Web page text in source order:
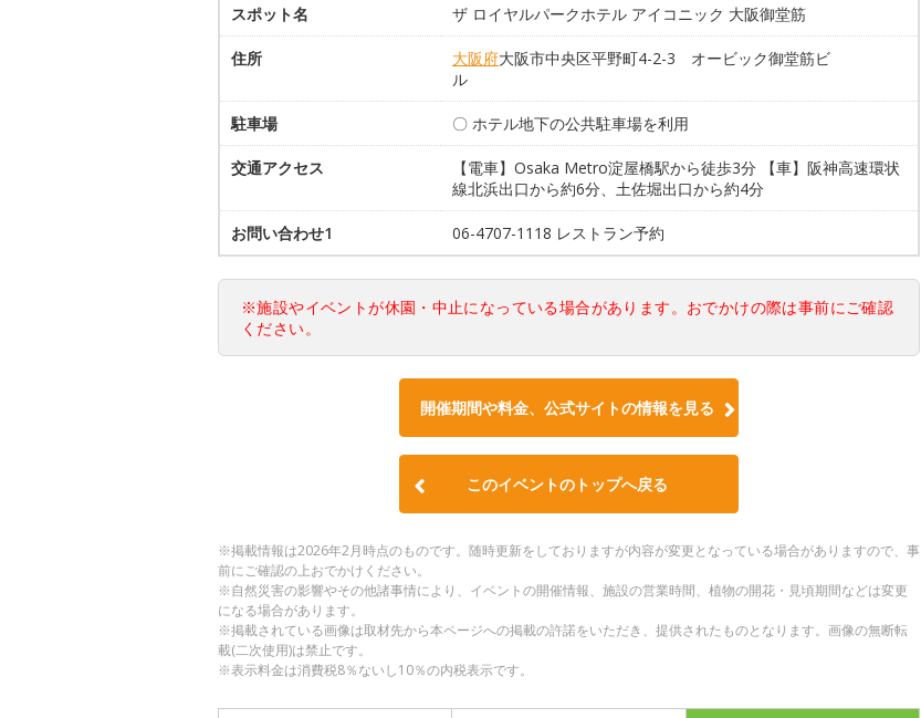
スポット名 ザ ロイヤルパークホテル アイコニック 大阪御堂筋
住所 大阪府大阪市中央区平野町4-2-3 オービック御堂筋ビ
ル
駐車場 〇 ホテル地下の公共駐車場を利用
交通アクセス
【電車】Osaka Metro淀屋橋駅から徒歩3分 【車】阪神高速環状
線北浜出口から約6分、土佐堀出口から約4分
お問い合わせ1 06-4707-1118 レストラン予約
※施設やイベントが休園・中止になっている場合があります。おでかけの際は事前にご確認
ください。
開催期間や料金、公式サイトの情報を見る
このイベントのトップへ戻る
※掲載情報は2026年2月時点のものです。随時更新をしておりますが内容が変更となっている場合がありますので、事
前にご確認の上おでかけください。
※自然災害の影響やその他諸事情により、イベントの開催情報、施設の営業時間、植物の開花・見頃期間などは変更
になる場合があります。
※掲載されている画像は取材先から本ページへの掲載の許諾をいただき、提供されたものとなります。画像の無断転
載(二次使用)は禁止です。
※表示料金は消費税8％ないし10％の内税表示です。